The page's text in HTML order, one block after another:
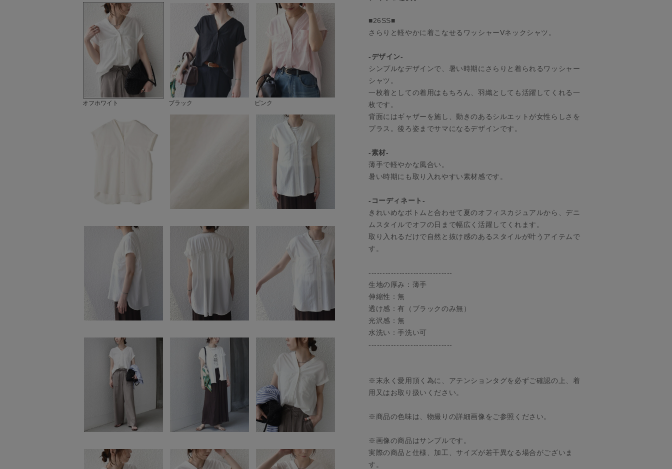
オフホワイト ブラック ピンク
■26SS■
さらりと軽やかに着こなせるワッシャーVネックシャツ。
-デザイン-
シンプルなデザインで、暑い時期にさらりと着られるワッシャー
シャツ。
一枚着としての着用はもちろん、羽織としても活躍してくれる一
枚です。
背面にはギャザーを施し、動きのあるシルエットが女性らしさを
プラス。後ろ姿までサマになるデザインです。
-素材-
薄手で軽やかな風合い。
暑い時期にも取り入れやすい素材感です。
-コーディネート-
きれいめなボトムと合わせて夏のオフィスカジュアルから、デニ
ムスタイルでオフの日まで幅広く活躍してくれます。
取り入れるだけで自然と抜け感のあるスタイルが叶うアイテムで
す。
------------------------------
生地の厚み：薄手
伸縮性：無
透け感：有（ブラックのみ無）
光沢感：無
水洗い：手洗い可
------------------------------
※末永く愛用頂く為に、アテンションタグを必ずご確認の上、着
用又はお取り扱いください。
※商品の色味は、物撮りの詳細画像をご参照ください。
※画像の商品はサンプルです。
実際の商品と仕様、加工、サイズが若干異なる場合がございま
す。